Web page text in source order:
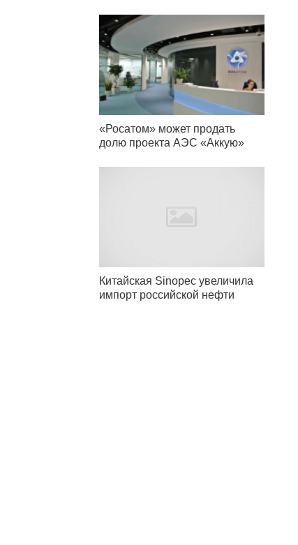
«Росатом» может продать
долю проекта АЭС «Аккую»
Китайская Sinopec увеличила
импорт российской нефти